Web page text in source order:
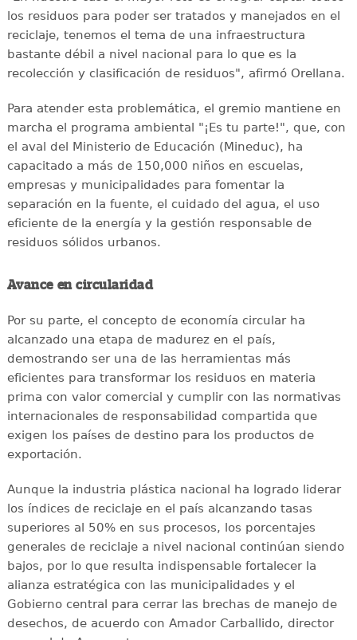
los residuos para poder ser tratados y manejados en el
reciclaje, tenemos el tema de una infraestructura
bastante débil a nivel nacional para lo que es la
recolección y clasificación de residuos", afirmó Orellana.
Para atender esta problemática, el gremio mantiene en
marcha el programa ambiental "¡Es tu parte!", que, con
el aval del Ministerio de Educación (Mineduc), ha
capacitado a más de 150,000 niños en escuelas,
empresas y municipalidades para fomentar la
separación en la fuente, el cuidado del agua, el uso
eficiente de la energía y la gestión responsable de
residuos sólidos urbanos.
Avance en circularidad
Por su parte, el concepto de economía circular ha
alcanzado una etapa de madurez en el país,
demostrando ser una de las herramientas más
eficientes para transformar los residuos en materia
prima con valor comercial y cumplir con las normativas
internacionales de responsabilidad compartida que
exigen los países de destino para los productos de
exportación.
Aunque la industria plástica nacional ha logrado liderar
los índices de reciclaje en el país alcanzando tasas
superiores al 50% en sus procesos, los porcentajes
generales de reciclaje a nivel nacional continúan siendo
bajos, por lo que resulta indispensable fortalecer la
alianza estratégica con las municipalidades y el
Gobierno central para cerrar las brechas de manejo de
desechos, de acuerdo con Amador Carballido, director